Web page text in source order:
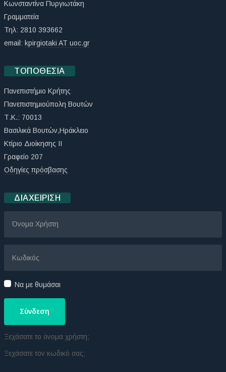
Κωνσταντίνα Πυργιωτάκη
Γραμματεία
Τηλ: 2810 393662
email: kpirgiotaki AT uoc.gr
ΤΟΠΟΘΕΣΊΑ
Πανεπιστήμιο Κρήτης
Πανεπιστημιούπολη Βουτών
Τ.Κ.: 70013
Βασιλικά Βουτών,Ηράκλειο
Κτίριο Διοίκησης ΙΙ
Γραφείο 207
Οδηγίες πρόσβασης
ΔΙΑΧΕΊΡΙΣΗ
Να με θυμάσαι
Σύνδεση
Ξεχάσατε το όνομα χρήστη;
Ξεχάσατε τον κωδικό σας;